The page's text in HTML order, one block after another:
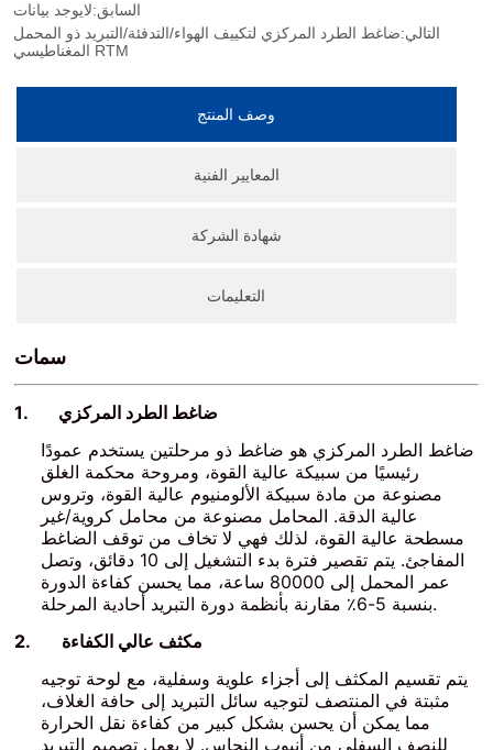
السابق:لايوجد بيانات
التالي:ضاغط الطرد المركزي لتكييف الهواء/التدفئة/التبريد ذو المحمل
المغناطيسي RTM
وصف المنتج
المعايير الفنية
شهادة الشركة
التعليمات